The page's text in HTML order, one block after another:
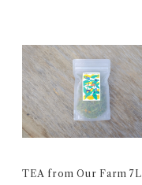
TEA from Our Farm 7Lem